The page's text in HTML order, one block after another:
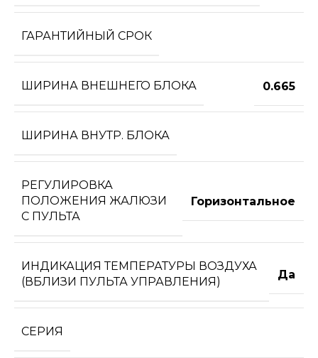
ГАРАНТИЙНЫЙ СРОК
ШИРИНА ВНЕШНЕГО БЛОКА 0.665
ШИРИНА ВНУТР. БЛОКА
РЕГУЛИРОВКА
ПОЛОЖЕНИЯ ЖАЛЮЗИ
С ПУЛЬТА
Горизонтальное
ИНДИКАЦИЯ ТЕМПЕРАТУРЫ ВОЗДУХА
(ВБЛИЗИ ПУЛЬТА УПРАВЛЕНИЯ)
Да
СЕРИЯ